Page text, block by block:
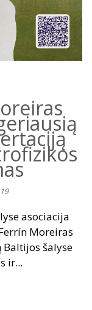
asociacija
Moreiras
šalyse
ir...